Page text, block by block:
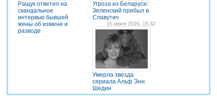
Ращук ответил на
скандальное
интервью бывшей
жены об измене и
разводе
Угроза из Беларуси:
Зеленский прибыл в
Славутич
15 июня 2026, 15:32
Умерла звезда
сериала Альф Энн
Шедин